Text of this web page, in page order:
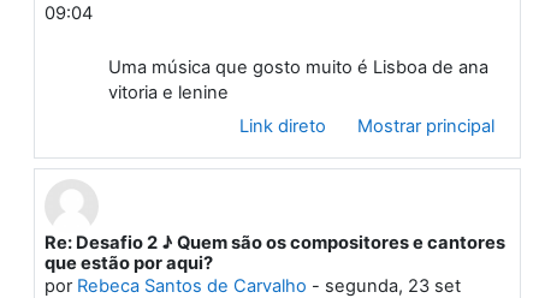
09:04
Uma música que gosto muito é Lisboa de ana
vitoria e lenine
Link direto
Mostrar principal
Em resposta à Primeiro post
Re: Desafio 2 ♪ Quem são os compositores e cantores
que estão por aqui?
por Rebeca Santos de Carvalho - segunda, 23 set